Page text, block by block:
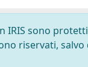
IRIS sono
riservati, salvo